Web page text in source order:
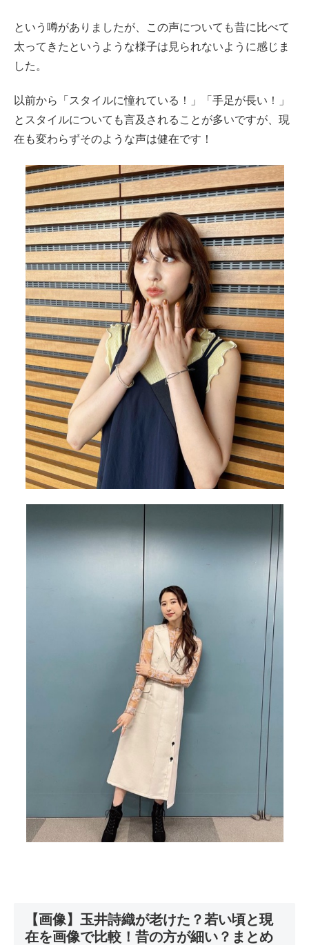
という噂がありましたが、この声についても昔に比べて
太ってきたというような様子は見られないように感じま
した。
以前から「スタイルに憧れている！」「手足が長い！」
とスタイルについても言及されることが多いですが、現
在も変わらずそのような声は健在です！
【画像】玉井詩織が老けた？若い頃と現
在を画像で比較！昔の方が細い？まとめ